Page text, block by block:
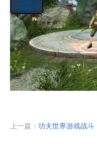
上一篇： 功夫世界游戏战斗